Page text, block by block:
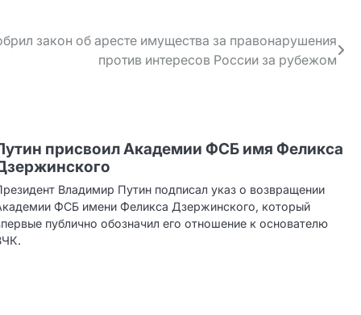
закон об аресте имущества за правонарушения
против интересов России за рубежом
присвоил Академии ФСБ имя Феликса
Владимир Путин подписал указ о возвращении
ФСБ имени Феликса Дзержинского, который
публично обозначил его отношение к основателю